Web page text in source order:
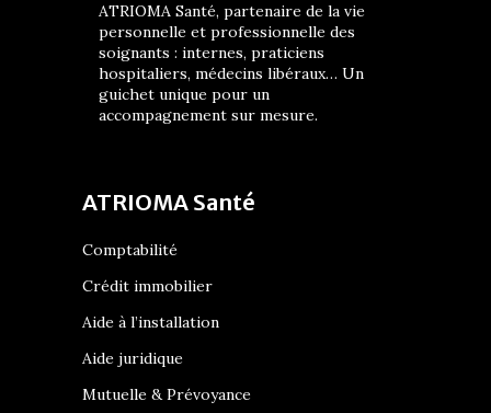
ATRIOMA Santé, partenaire de la vie
personnelle et professionnelle des
soignants : internes, praticiens
hospitaliers, médecins libéraux… Un
guichet unique pour un
accompagnement sur mesure.
ATRIOMA Santé
Comptabilité
Crédit immobilier
Aide à l’installation
Aide juridique
Mutuelle & Prévoyance